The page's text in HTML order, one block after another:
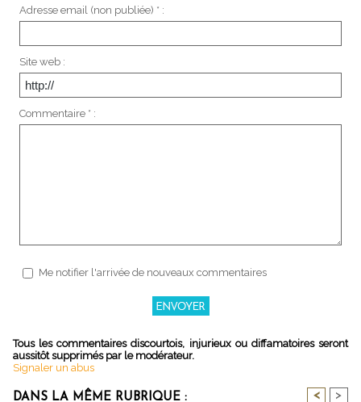
Adresse email (non publiée) * :
Site web :
Commentaire * :
Me notifier l'arrivée de nouveaux commentaires
Tous les commentaires discourtois, injurieux ou diffamatoires seront
aussitôt supprimés par le modérateur.
Signaler un abus
DANS LA MÊME RUBRIQUE : < >